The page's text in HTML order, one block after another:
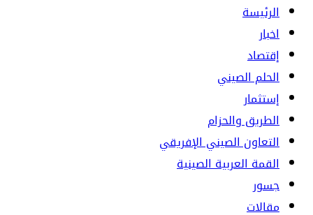
الرئيسة
اخبار
إقتصاد
الحلم الصيني
إستثمار
الطريق والحزام
التعاون الصيني الإفريقي
القمة العربية الصينية
جسور
مقالات